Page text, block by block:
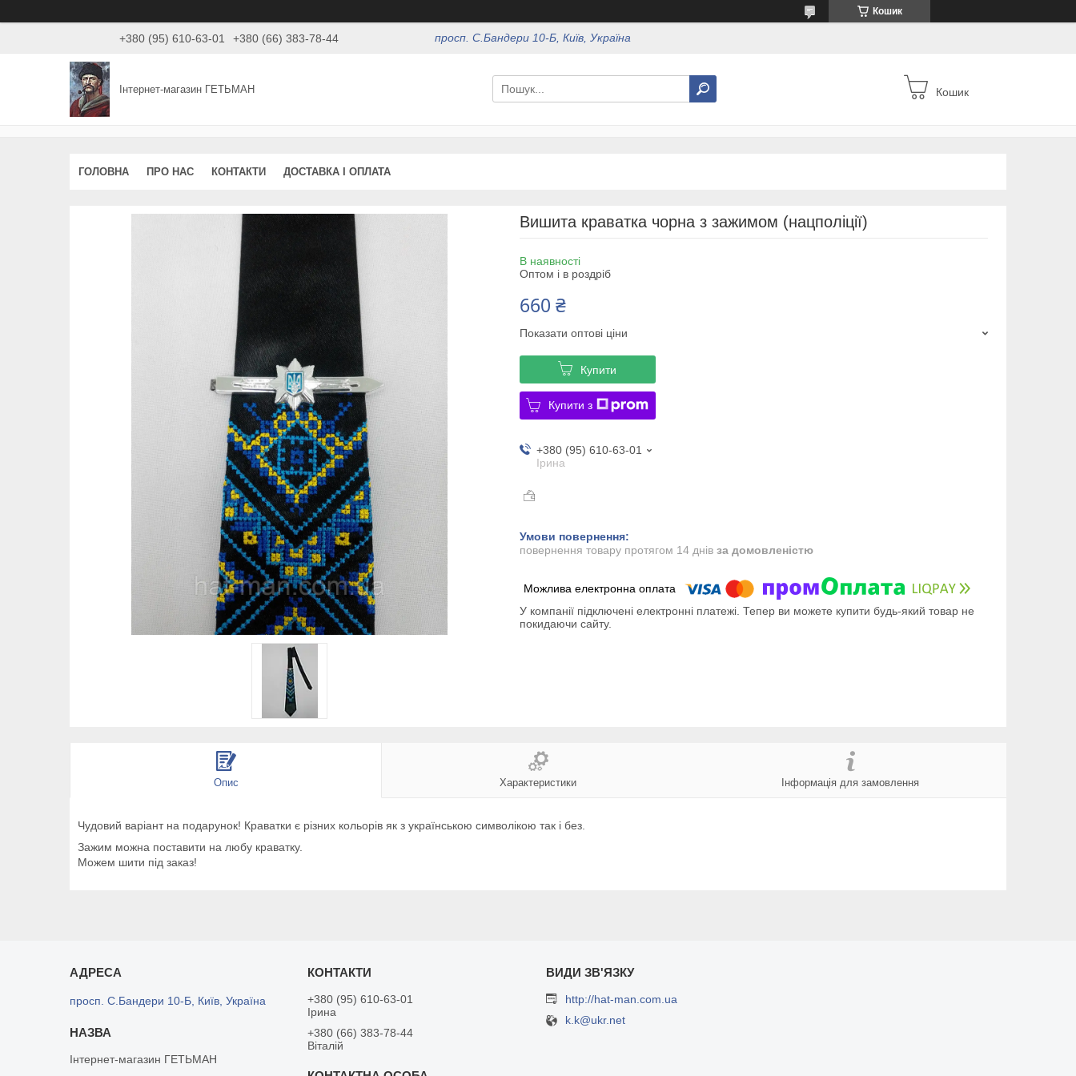
Кошик
+380 (95) 610-63-01 +380 (66) 383-78-44 просп. С.Бандери 10-Б, Київ, Україна
Інтернет-магазин ГЕТЬМАН Кошик
ГОЛОВНА ПРО НАС КОНТАКТИ ДОСТАВКА І ОПЛАТА
Вишита краватка чорна з зажимом (нацполіції)
В наявності
Оптом і в роздріб
660 ₴
Показати оптові ціни
Купити
Купити з
+380 (95) 610-63-01
Ірина
повернення товару протягом 14 днів за домовленістю
У компанії підключені електронні платежі. Тепер ви можете купити будь-який товар не
покидаючи сайту.
Опис Характеристики Інформація для замовлення
Чудовий варіант на подарунок! Краватки є різних кольорів як з українською символікою так і без.
Зажим можна поставити на любу краватку.
Можем шити під заказ!
просп. С.Бандери 10-Б, Київ, Україна
Інтернет-магазин ГЕТЬМАН
+380 (95) 610-63-01
Ірина
+380 (66) 383-78-44
Віталій
http://hat-man.com.ua
k.k@ukr.net